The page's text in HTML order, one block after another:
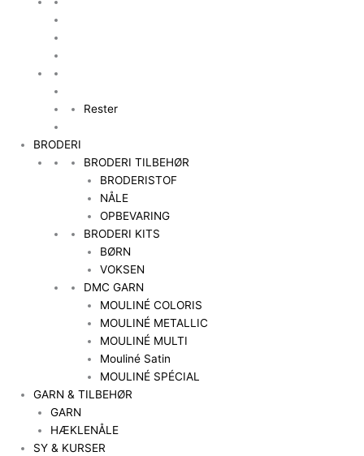
Rester
BRODERI
BRODERI TILBEHØR
BRODERISTOF
NÅLE
OPBEVARING
BRODERI KITS
BØRN
VOKSEN
DMC GARN
MOULINÉ COLORIS
MOULINÉ METALLIC
MOULINÉ MULTI
Mouliné Satin
MOULINÉ SPÉCIAL
GARN & TILBEHØR
GARN
HÆKLENÅLE
SY & KURSER